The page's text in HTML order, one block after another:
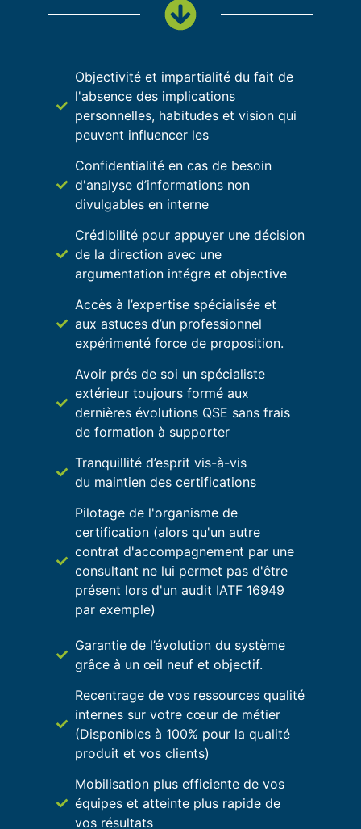
Objectivité et impartialité du fait de
l'absence des implications
personnelles, habitudes et vision qui
peuvent influencer les
Confidentialité en cas de besoin
d'analyse d’informations non
divulgables en interne
Crédibilité pour appuyer une décision
de la direction avec une
argumentation intégre et objective
Accès à l’expertise spécialisée et
aux astuces d’un professionnel
expérimenté force de proposition.
Avoir prés de soi un spécialiste
extérieur toujours formé aux
dernières évolutions QSE sans frais
de formation à supporter
Tranquillité d’esprit vis-à-vis
du maintien des certifications
Pilotage de l'organisme de
certification (alors qu'un autre
contrat d'accompagnement par une
consultant ne lui permet pas d'être
présent lors d'un audit IATF 16949
par exemple)
Garantie de l’évolution du système
grâce à un œil neuf et objectif.
Recentrage de vos ressources qualité
internes sur votre cœur de métier
(Disponibles à 100% pour la qualité
produit et vos clients)
Mobilisation plus efficiente de vos
équipes et atteinte plus rapide de
vos résultats